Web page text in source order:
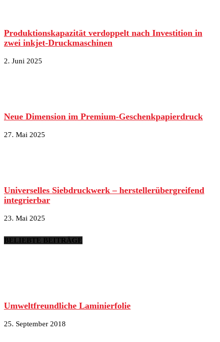
Produktionskapazität verdoppelt nach Investition in
zwei inkjet-Druckmaschinen
2. Juni 2025
Neue Dimension im Premium-Geschenkpapierdruck
27. Mai 2025
Universelles Siebdruckwerk – herstellerübergreifend
integrierbar
23. Mai 2025
BELIEBTE BEITRÄGE
Umweltfreundliche Laminierfolie
25. September 2018